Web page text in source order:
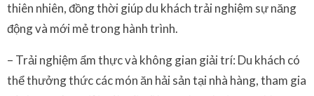
thiên nhiên, đồng thời giúp du khách trải nghiệm sự năng
động và mới mẻ trong hành trình.
– Trải nghiệm ẩm thực và không gian giải trí: Du khách có
thể thưởng thức các món ăn hải sản tại nhà hàng, tham gia